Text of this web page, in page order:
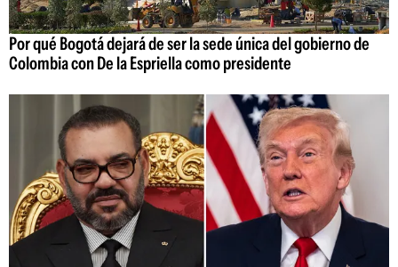
Por qué Bogotá dejará de ser la sede única del gobierno de
Colombia con De la Espriella como presidente